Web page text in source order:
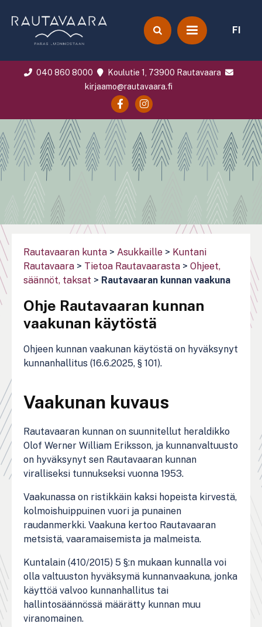
FI
040 860 8000
Koulutie 1, 73900 Rautavaara
kirjaamo@rautavaara.fi
Rautavaaran kunta > Asukkaille > Kuntani
Rautavaara > Tietoa Rautavaarasta > Ohjeet,
säännöt, taksat > Rautavaaran kunnan vaakuna
Ohje Rautavaaran kunnan
vaakunan käytöstä
Ohjeen kunnan vaakunan käytöstä on hyväksynyt
kunnanhallitus (16.6.2025, § 101).
Vaakunan kuvaus
Rautavaaran kunnan on suunnitellut heraldikko
Olof Werner William Eriksson, ja kunnanvaltuusto
on hyväksynyt sen Rautavaaran kunnan
viralliseksi tunnukseksi vuonna 1953.
Vaakunassa on ristikkäin kaksi hopeista kirvestä,
kolmoishuippuinen vuori ja punainen
raudanmerkki. Vaakuna kertoo Rautavaaran
metsistä, vaaramaisemista ja malmeista.
Kuntalain (410/2015) 5 §:n mukaan kunnalla voi
olla valtuuston hyväksymä kunnanvaakuna, jonka
käyttöä valvoo kunnanhallitus tai
hallintosäännössä määrätty kunnan muu
viranomainen.